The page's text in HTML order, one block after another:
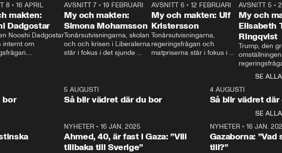
8• 16 APRIL
makten:
Dadgostar
Nooshi Dadgostar
internt om
upp i val. Ska vi
så sitter vi förstås
24:30
AVSNITT 7• 19 FEBRUARI
My och makten:
Simona Mohamsson
Tonårsutvisningarna, skolan
och och krisen i Liberalerna
står i fokus i det sjunde
kommentator My
Rohwedder ställer
utbildnings- och
Mohamsson till svars.
27:30
AVSNITT 6 •12 FEBRUARI
My och makten: Ulf
Kristersson
Tonårsutvisningarna,
regeringsfrågan och
matpriserna står i fokus i
Rohwedder ställer
statsminister Ulf Kristersson
AVSNITT 5 •
My och
Elisabeth
Ringqvist
Trump, den
centrum i
avsnittet av
Makten”. Se
Aftonbladets
Rohwedder
Thand Ring
SE ALLA
bor
5 AUGUSTI
Så blir vädret där du bor
4 AUGUSTI
Så blir vädret där
SE ALLA
NYHETER• 16 JAN. 2025
Ahmed, 40, är fast i Gaza: ”Vill
tillbaka till Sverige”
NYHETER• 16 JAN.
Gazaborna:
till?”